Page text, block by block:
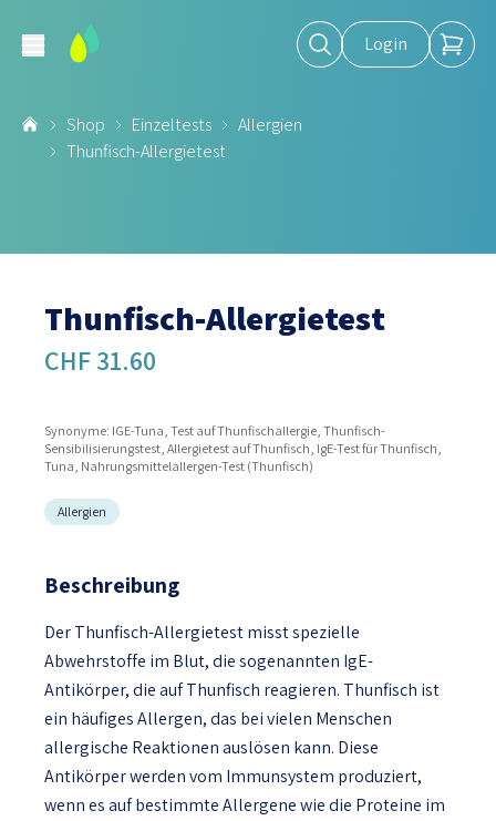
Login
Shop Einzeltests
Allergien
Thunfisch-Allergietest
Thunfisch-Allergietest
CHF 31.60
Synonyme: IGE-Tuna, Test auf Thunfischallergie, Thunfisch-
Sensibilisierungstest, Allergietest auf Thunfisch, IgE-Test für Thunfisch,
Tuna, Nahrungsmittelallergen-Test (Thunfisch)
Allergien
Beschreibung
Der Thunfisch-Allergietest misst spezielle
Abwehrstoffe im Blut, die sogenannten IgE-
Antikörper, die auf Thunfisch reagieren. Thunfisch ist
ein häufiges Allergen, das bei vielen Menschen
allergische Reaktionen auslösen kann. Diese
Antikörper werden vom Immunsystem produziert,
wenn es auf bestimmte Allergene wie die Proteine im